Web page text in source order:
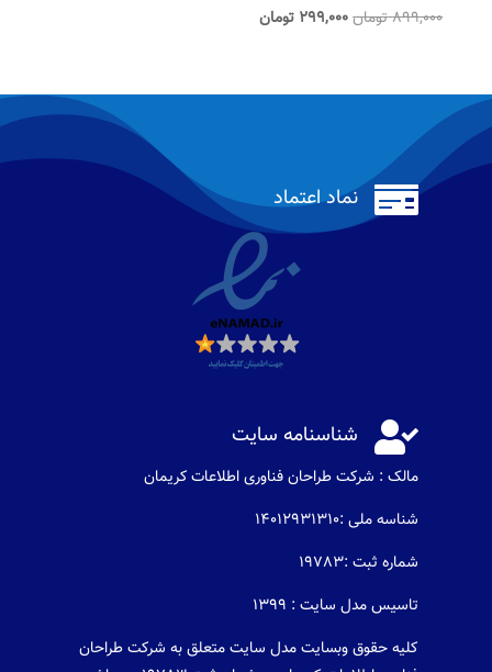
899,000تومانقیمت
بود.
299,000 تومانقیمت
است.
 نماد اعتماد
 شناسنامه سایت
مالک : شرکت طراحان فناوری اطلاعات كريمان
شناسه ملی :14012931310
شماره ثبت :19783
تاسیس مدل سایت : 1399
کلیه حقوق وبسایت مدل سایت متعلق به شرکت طراحان